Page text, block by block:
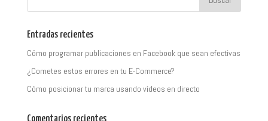
Entradas recientes
Cómo programar publicaciones en Facebook que sean efectivas
¿Cometes estos errores en tu E-Commerce?
Cómo posicionar tu marca usando vídeos en directo
Comentarios recientes